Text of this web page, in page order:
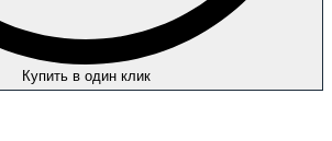
Купить в один клик